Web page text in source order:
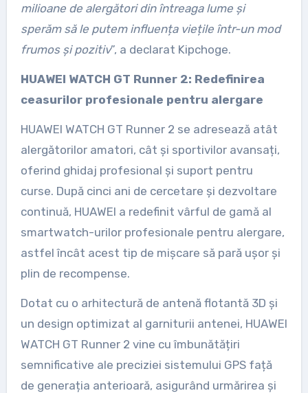
milioane de alergători din întreaga lume și
sperăm să le putem influența viețile într-un mod
frumos și pozitiv”, a declarat Kipchoge.
HUAWEI WATCH GT Runner 2: Redefinirea
ceasurilor profesionale pentru alergare
HUAWEI WATCH GT Runner 2 se adresează atât
alergătorilor amatori, cât și sportivilor avansați,
oferind ghidaj profesional și suport pentru
curse. După cinci ani de cercetare și dezvoltare
continuă, HUAWEI a redefinit vârful de gamă al
smartwatch-urilor profesionale pentru alergare,
astfel încât acest tip de mișcare să pară ușor și
plin de recompense.
Dotat cu o arhitectură de antenă flotantă 3D și
un design optimizat al garniturii antenei, HUAWEI
WATCH GT Runner 2 vine cu îmbunătățiri
semnificative ale preciziei sistemului GPS față
de generația anterioară, asigurând urmărirea și